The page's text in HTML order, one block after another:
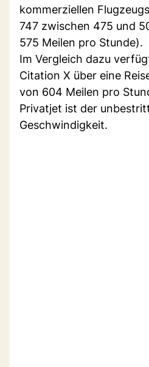
kommerziellen
747 zwischen 475 und
575 Meilen pro Stunde).
Im Vergleich dazu
Citation X über eine
von 604 Meilen pro
Privatjet ist der
Geschwindigkeit.